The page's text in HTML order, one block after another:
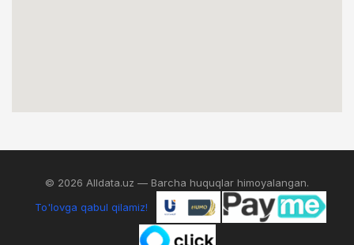
© 2026 Alldata.uz — Barcha huquqlar himoyalangan.
To'lovga qabul qilamiz!